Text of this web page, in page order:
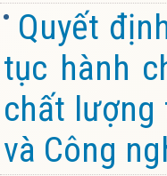
Quyết
tục hành
chất lượng
và Công